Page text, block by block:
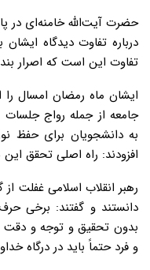
حضرت آیت‌الله خامنه‌ای در
تفاوت این است که اصرار
ایشان ماه رمضان امسال را
جامعه از جمله رواج
به دانشجویان برای حفظ
افزودند: راه اصلی تحقق
رهبر انقلاب اسلامی غفلت از
دانستند و گفتند: برخی
بدون تحقیق و توجه و دقت
و فرد حتماً باید در درگاه